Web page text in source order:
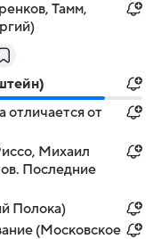
Тамм,
от
Михаил
Последние
Полока)
(Московское